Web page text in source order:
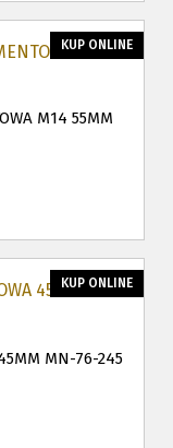
M14 55MM
KUP ONLINE
MN-76-245
KUP ONLINE